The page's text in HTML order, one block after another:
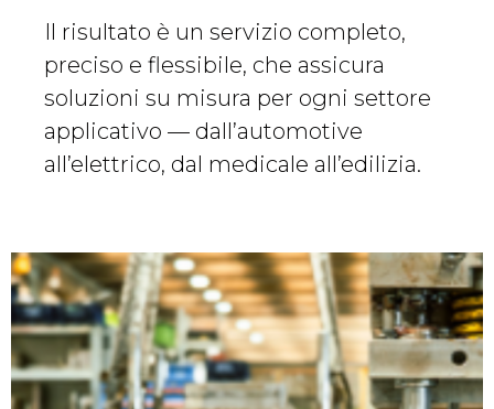
Il risultato è un servizio completo,
preciso e flessibile, che assicura
soluzioni su misura per ogni settore
applicativo — dall’automotive
all’elettrico, dal medicale all’edilizia.